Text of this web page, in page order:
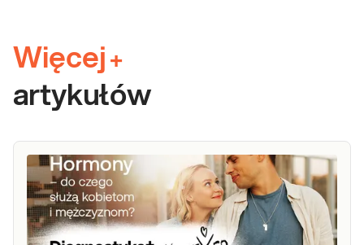
Więcej +
artykułów